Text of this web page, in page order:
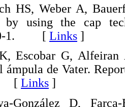
HS, Weber A,
by using the cap
1. [ Links ]
Escobar G, Alfeiran
ámpula de Vater.
[ Links ]
González D,